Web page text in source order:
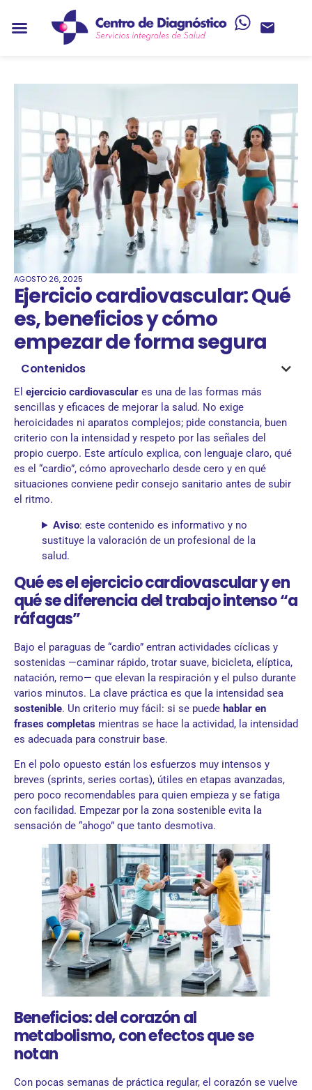
AGOSTO 26, 2025
Ejercicio cardiovascular: Qué
es, beneficios y cómo
empezar de forma segura
Contenidos
El ejercicio cardiovascular es una de las formas más
sencillas y eficaces de mejorar la salud. No exige
heroicidades ni aparatos complejos; pide constancia, buen
criterio con la intensidad y respeto por las señales del
propio cuerpo. Este artículo explica, con lenguaje claro, qué
es el “cardio”, cómo aprovecharlo desde cero y en qué
situaciones conviene pedir consejo sanitario antes de subir
el ritmo.
Aviso: este contenido es informativo y no
sustituye la valoración de un profesional de la
salud.
Qué es el ejercicio cardiovascular y en
qué se diferencia del trabajo intenso “a
ráfagas”
Bajo el paraguas de “cardio” entran actividades cíclicas y
sostenidas —caminar rápido, trotar suave, bicicleta, elíptica,
natación, remo— que elevan la respiración y el pulso durante
varios minutos. La clave práctica es que la intensidad sea
sostenible. Un criterio muy fácil: si se puede hablar en
frases completas mientras se hace la actividad, la intensidad
es adecuada para construir base.
En el polo opuesto están los esfuerzos muy intensos y
breves (sprints, series cortas), útiles en etapas avanzadas,
pero poco recomendables para quien empieza y se fatiga
con facilidad. Empezar por la zona sostenible evita la
sensación de “ahogo” que tanto desmotiva.
Beneficios: del corazón al
metabolismo, con efectos que se
notan
Con pocas semanas de práctica regular, el corazón se vuelve